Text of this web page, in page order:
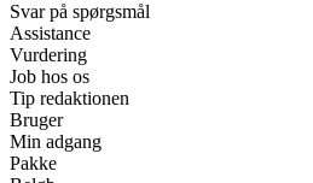
Svar på spørgsmål
Assistance
Vurdering
Job hos os
Tip redaktionen
Bruger
Min adgang
Pakke